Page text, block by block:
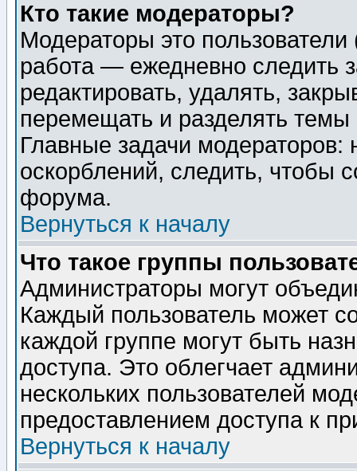
Кто такие модераторы?
Модераторы это
работа — ежедневно следить
редактировать, удалять,
перемещать и разделять
Главные задачи
оскорблений, следить, чтобы
форума.
Вернуться к началу
Что такое группы
Администраторы могут
Каждый пользователь может
каждой группе могут быть
доступа. Это облегчает
нескольких пользователей
предоставлением доступа к
Вернуться к началу